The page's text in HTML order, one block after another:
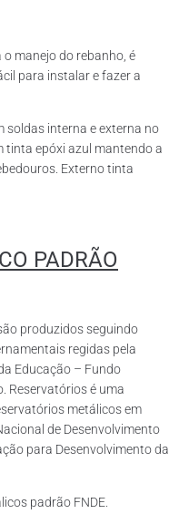
manejo do rebanho, é
para instalar e fazer a
soldas interna e externa no
tinta epóxi azul mantendo a
Externo tinta
PADRÃO
produzidos seguindo
regidas pela
Educação – Fundo
Reservatórios é uma
metálicos em
de Desenvolvimento
para Desenvolvimento da
padrão FNDE.